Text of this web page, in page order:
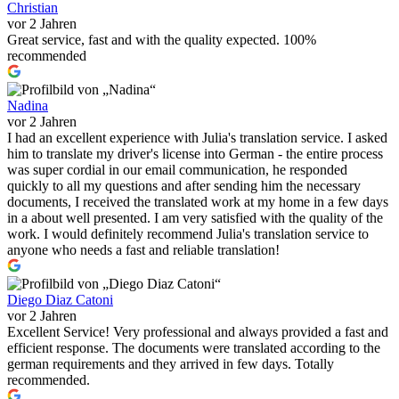
Christian
vor 2 Jahren
Great service, fast and with the quality expected. 100%
recommended
Nadina
vor 2 Jahren
I had an excellent experience with Julia's translation service. I asked
him to translate my driver's license into German - the entire process
was super cordial in our email communication, he responded
quickly to all my questions and after sending him the necessary
documents, I received the translated work at my home in a few days
in a about well presented. I am very satisfied with the quality of the
work. I would definitely recommend Julia's translation service to
anyone who needs a fast and reliable translation!
Diego Diaz Catoni
vor 2 Jahren
Excellent Service! Very professional and always provided a fast and
efficient response. The documents were translated according to the
german requirements and they arrived in few days. Totally
recommended.